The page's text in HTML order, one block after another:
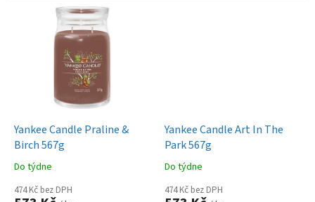
Yankee Candle Praline &
Birch 567g
Do týdne
474 Kč bez DPH
Yankee Candle Art In The
Park 567g
Do týdne
474 Kč bez DPH